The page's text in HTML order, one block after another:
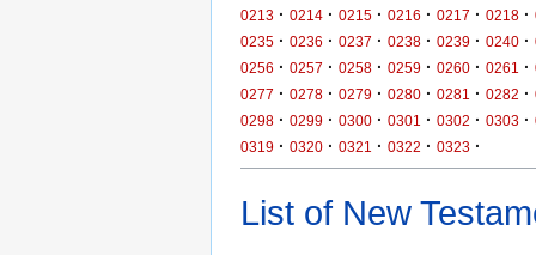
0213 · 0214 · 0215 · 0216 · 0217 · 0218 ·
0235 · 0236 · 0237 · 0238 · 0239 · 0240 ·
0256 · 0257 · 0258 · 0259 · 0260 · 0261 ·
0277 · 0278 · 0279 · 0280 · 0281 · 0282 ·
0298 · 0299 · 0300 · 0301 · 0302 · 0303 ·
0319 · 0320 · 0321 · 0322 · 0323 ·
List of New